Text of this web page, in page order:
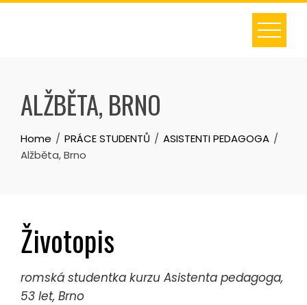
Skip
ALŽBĚTA, BRNO
Home PRÁCE STUDENTŮ
ASISTENTI PEDAGOGA
Alžběta, Brno
Životopis
romská studentka kurzu Asistenta pedagoga,
53 let, Brno